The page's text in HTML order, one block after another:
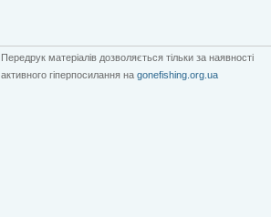
Передрук матеріалів дозволяється тільки за наявності
активного гіперпосилання на gonefishing.org.ua